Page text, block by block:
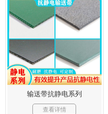
输送带抗静电系列
查看详情